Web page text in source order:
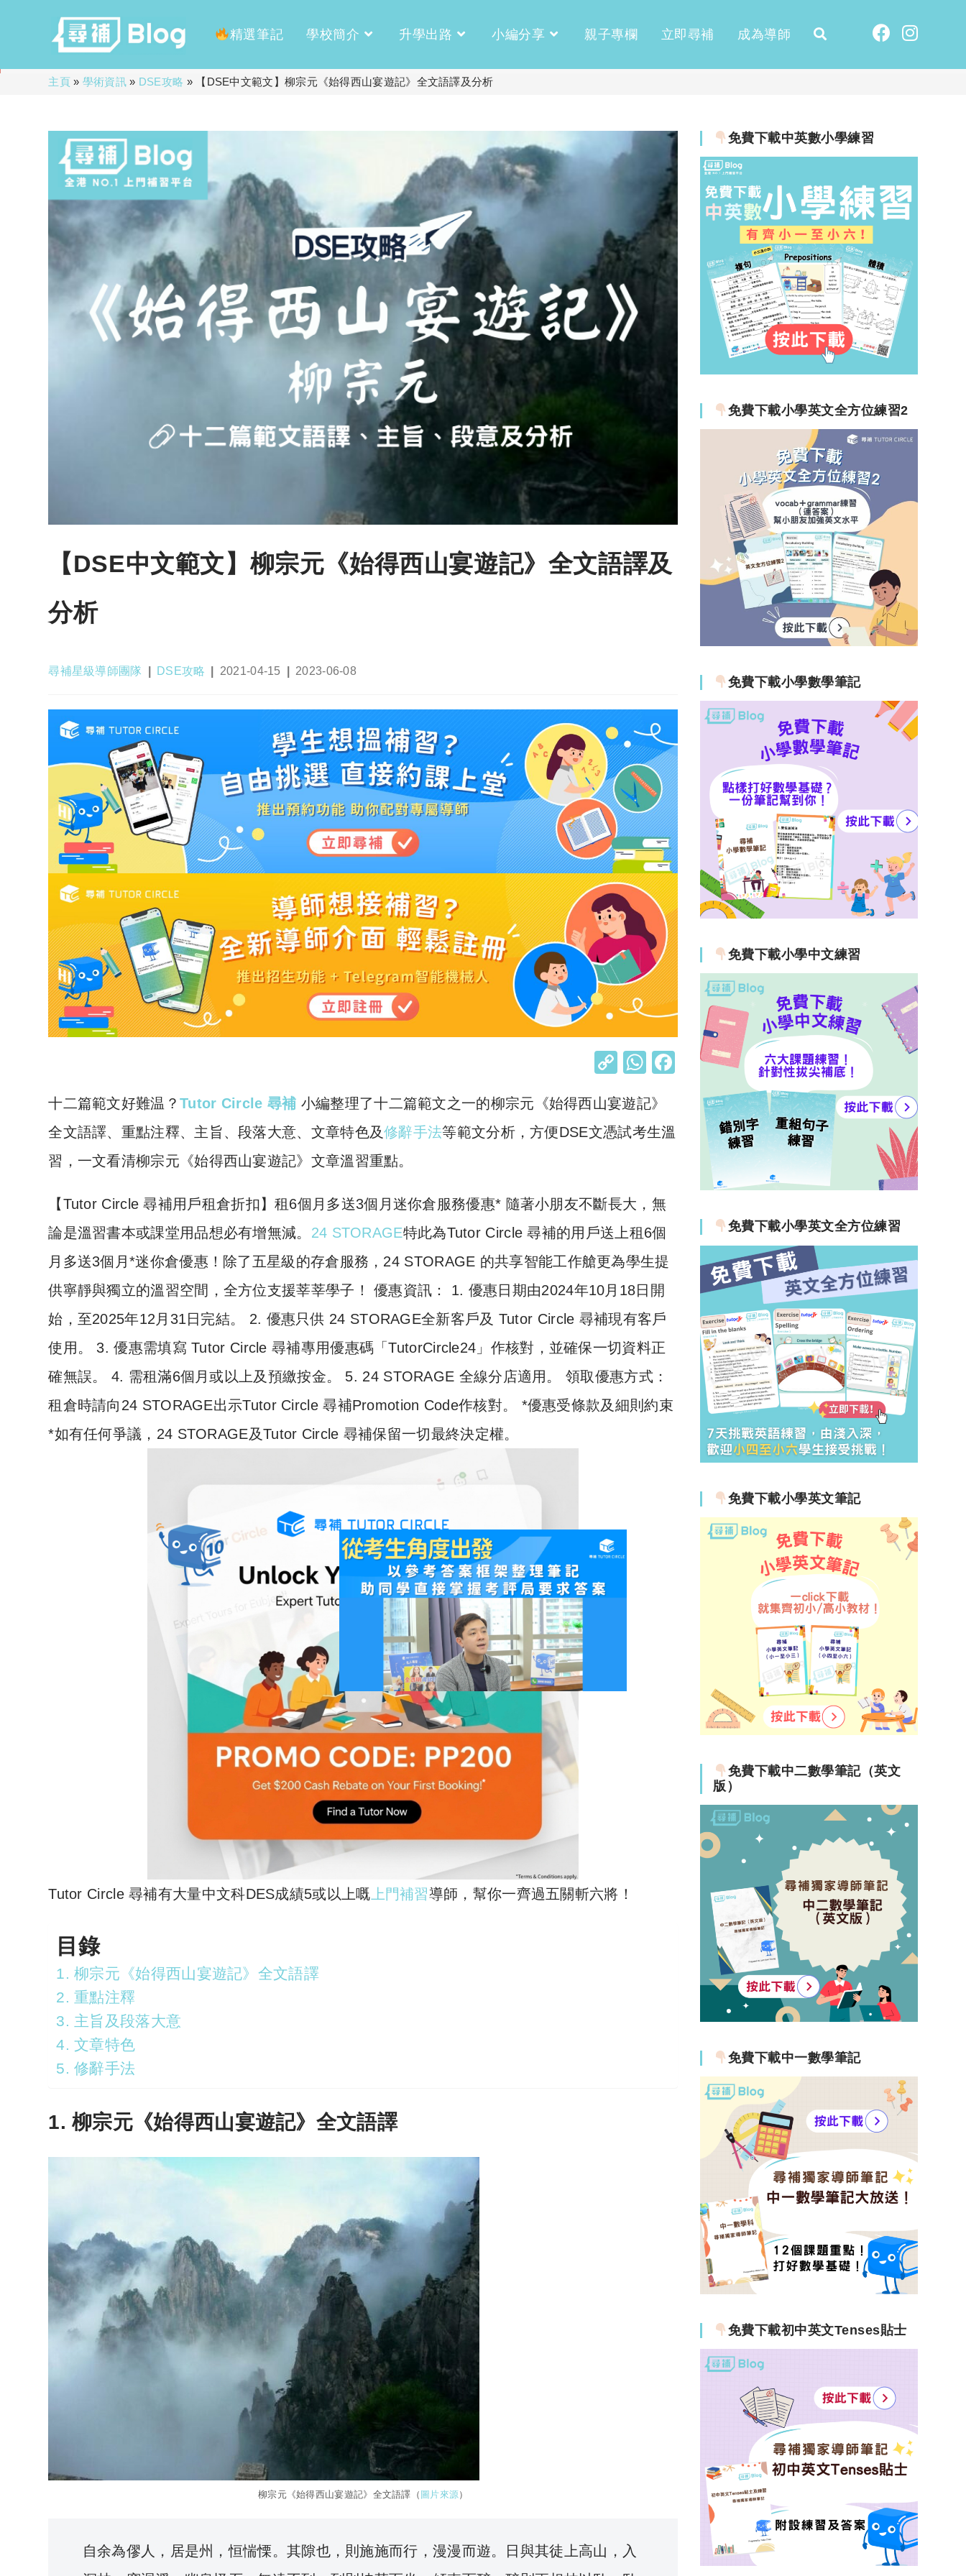
精選筆記 學校簡介 升學出路 小編分享 親子專欄 立即尋補 成為導師
主頁» 學術資訊» DSE攻略 » 【DSE中文範文】柳宗元《始得西山宴遊記》全文語譯及分析
【DSE中文範文】柳宗元《始得西山宴遊記》全文語譯及
分析
Post
尋補星級導師團隊
Post
DSE攻略
Post
2021-04-15
Post
2023-06-08
C
p
y
k
W
at
s
p
十二篇範文好難温？ Tutor Circle 尋補 小編整理了十二篇範文之一的柳宗元《始得西山宴遊記》
全文語譯、重點注釋、主旨、段落大意、文章特色及修辭手法等範文分析，方便DSE文憑試考生溫
習，一文看清柳宗元《始得西山宴遊記》文章溫習重點。
​【Tutor Circle 尋補用戶租倉折扣】租6個月多送3個月迷你倉服務優惠* 隨著小朋友不斷長大，無
論是溫習書本或課堂用品想必有增無減。 24 STORAGE特此為Tutor Circle 尋補的用戶送上租6個
月多送3個月*迷你倉優惠！除了五星級的存倉服務，24 STORAGE 的共享智能工作艙更為學生提
供寧靜與獨立的溫習空間，全方位支援莘莘學子！ 優惠資訊： 1. 優惠日期由2024年10月18日開
始，至2025年12月31日完結。 2. 優惠只供 24 STORAGE全新客戶及 Tutor Circle 尋補現有客戶
使用。 3. 優惠需填寫 Tutor Circle 尋補專用優惠碼「TutorCircle24」作核對，並確保一切資料正
確無誤。 4. 需租滿6個月或以上及預繳按金。 5. 24 STORAGE 全線分店適用。 領取優惠方式：
租倉時請向24 STORAGE出示Tutor Circle 尋補Promotion Code作核對。 *優惠受條款及細則約束
*如有任何爭議，24 STORAGE及Tutor Circle 尋補保留一切最終決定權。
Tutor Circle 尋補有大量中文科DES成績5或以上嘅 上門補習導師，幫你一齊過五關斬六將！
目錄
1. 柳宗元《始得西山宴遊記》全文語譯
2. 重點注釋
3. 主旨及段落大意
4. 文章特色
5. 修辭手法
1. 柳宗元《始得西山宴遊記》全文語譯
柳宗元《始得西山宴遊記》全文語譯（ 圖片來源）
自余為僇人，居是州，恒惴慄。其隙也，則施施而行，漫漫而遊。日與其徒上高山，入
免費下載中英數小學練習
免費下載小學英文全方位練習2
免費下載小學數學筆記
免費下載小學中文練習
免費下載小學英文全方位練習
免費下載小學英文筆記
免費下載中二數學筆記（英文
版）
免費下載中一數學筆記
免費下載初中英文Tenses貼士